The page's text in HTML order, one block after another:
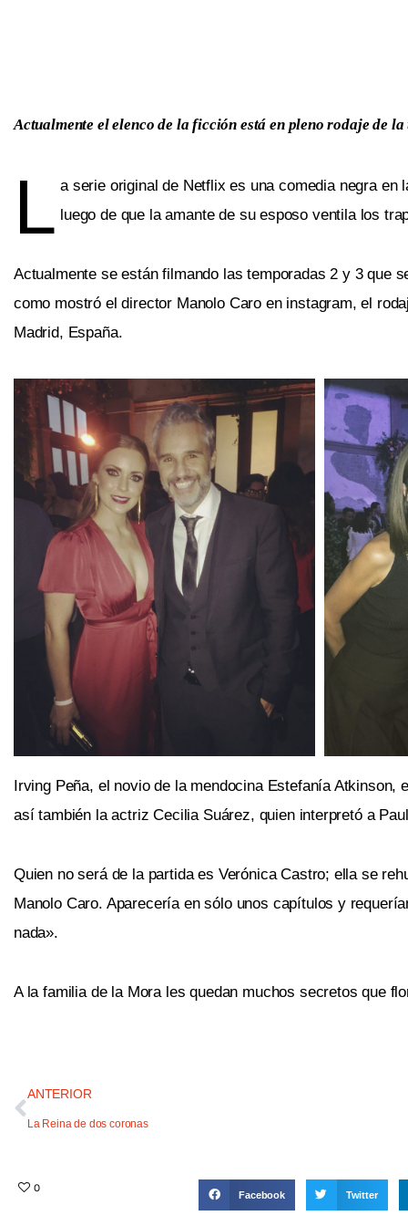
Actualmente el elenco de la ficción está en pleno rodaje de
L a serie original de Netflix es una comedia negra en
luego de que la amante de su esposo ventila los
Actualmente se están filmando las temporadas 2 y 3 que
como mostró el director Manolo Caro en instagram, el
Madrid, España.
Irving Peña, el novio de la mendocina Estefanía
así también la actriz Cecilia Suárez, quien interpretó a
Quien no será de la partida es Verónica Castro; ella se
Manolo Caro. Aparecería en sólo unos capítulos y
nada».
A la familia de la Mora les quedan muchos secretos que
ANTERIOR
La Reina de dos coronas
0
Facebook Twitter